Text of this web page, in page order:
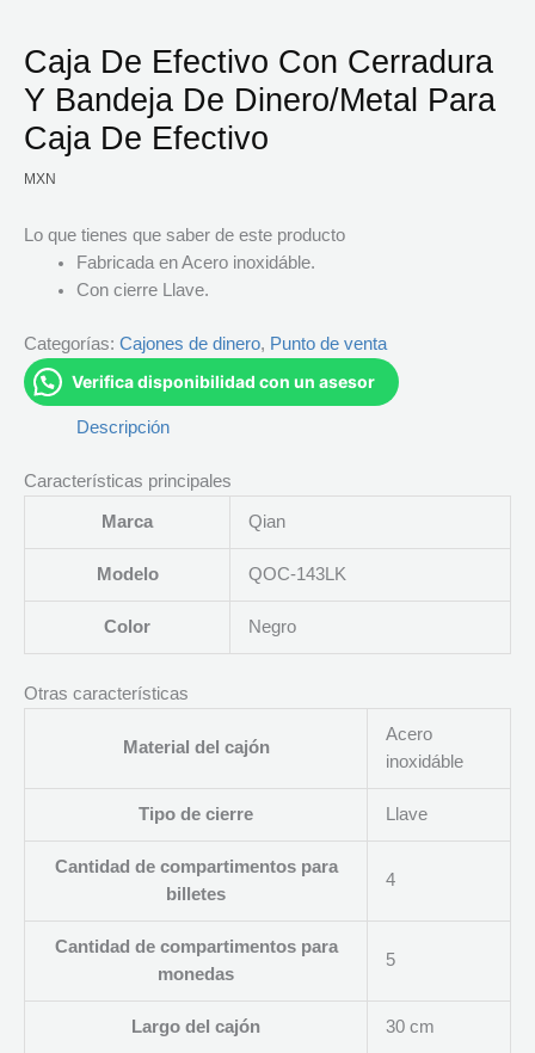
Caja De Efectivo Con Cerradura
Y Bandeja De Dinero/Metal Para
Caja De Efectivo
MXN
Lo que tienes que saber de este producto
Fabricada en Acero inoxidáble.
Con cierre Llave.
Categorías: Cajones de dinero, Punto de venta
Verifica disponibilidad con un asesor
Descripción
Características principales
Marca Qian
Modelo QOC-143LK
Color Negro
Otras características
Material del cajón
Acero
inoxidáble
Tipo de cierre Llave
Cantidad de compartimentos para
billetes
4
Cantidad de compartimentos para
monedas
5
Largo del cajón 30 cm